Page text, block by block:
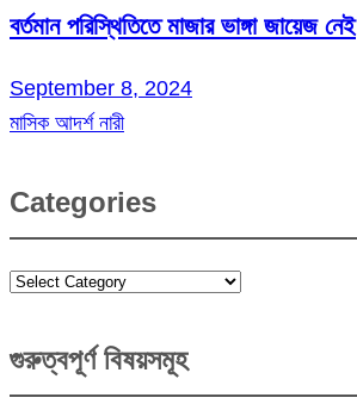
বর্তমান পরিস্থিতিতে মাজার ভাঙ্গা জায়েজ নেই
September 8, 2024
মাসিক আদর্শ নারী
Categories
Categories
গুরুত্বপূর্ণ বিষয়সমূহ